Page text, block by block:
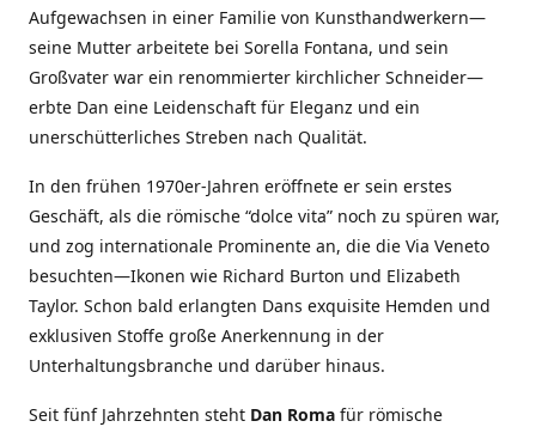
Aufgewachsen in einer Familie von Kunsthandwerkern—
seine Mutter arbeitete bei Sorella Fontana, und sein
Großvater war ein renommierter kirchlicher Schneider—
erbte Dan eine Leidenschaft für Eleganz und ein
unerschütterliches Streben nach Qualität.
In den frühen 1970er-Jahren eröffnete er sein erstes
Geschäft, als die römische “dolce vita” noch zu spüren war,
und zog internationale Prominente an, die die Via Veneto
besuchten—Ikonen wie Richard Burton und Elizabeth
Taylor. Schon bald erlangten Dans exquisite Hemden und
exklusiven Stoffe große Anerkennung in der
Unterhaltungsbranche und darüber hinaus.
Seit fünf Jahrzehnten steht Dan Roma für römische